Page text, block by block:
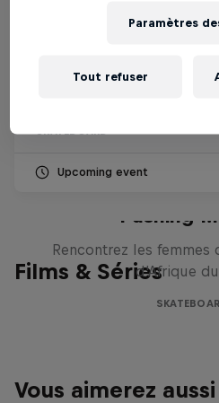
Upcoming event
Films & Séries
Pushing
Rencontrez les femmes
d'Afrique
Vous aimerez aussi
Paramètres
Tout refuser